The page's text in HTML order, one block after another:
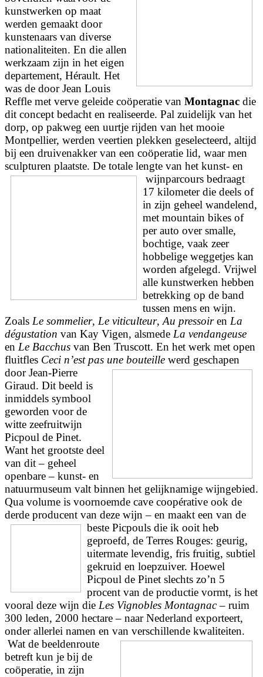
kunstwerken op maat
werden gemaakt door
kunstenaars van diverse
nationaliteiten. En die allen
werkzaam zijn in het eigen
departement, Hérault. Het
was de door Jean Louis
Reffle met verve geleide coöperatie van Montagnac die
dit concept bedacht en realiseerde. Pal zuidelijk van het
dorp, op pakweg een uurtje rijden van het mooie
Montpellier, werden veertien plekken geselecteerd, altijd
bij een druivenakker van een coöperatie lid, waar men
sculpturen plaatste. De totale lengte van het kunst- en
wijnparcours bedraagt
17 kilometer die deels of
in zijn geheel wandelend,
met mountain bikes of
per auto over smalle,
bochtige, vaak zeer
hobbelige weggetjes kan
worden afgelegd. Vrijwel
alle kunstwerken hebben
betrekking op de band
tussen mens en wijn.
Zoals Le sommelier, Le viticulteur, Au pressoiren La
dégustation van Kay Vigen, alsmede La vendangeuse
en Le Bacchus van Ben Truscott. En het werk met open
fluitfles Ceci n’est pas une bouteille werd geschapen
door Jean-Pierre
Giraud. Dit beeld is
inmiddels symbool
geworden voor de
witte zeefruitwijn
Picpoul de Pinet.
Want het grootste deel
van dit – geheel
openbare – kunst- en
natuurmuseum valt binnen het gelijknamige wijngebied.
Qua volume is voornoemde cave coopérative ook de
derde producent van deze wijn – en maakt een van de
beste Picpouls die ik ooit heb
geproefd, de Terres Rouges: geurig,
uitermate levendig, fris fruitig, subtiel
gekruid en loepzuiver. Hoewel
Picpoul de Pinet slechts zo’n 5
procent van de productie vormt, is het
vooral deze wijn die Les Vignobles Montagnac– ruim
300 leden, 2000 hectare – naar Nederland exporteert,
onder allerlei namen en van verschillende kwaliteiten.
Wat de beeldenroute
betreft kun je bij de
coöperatie, in zijn